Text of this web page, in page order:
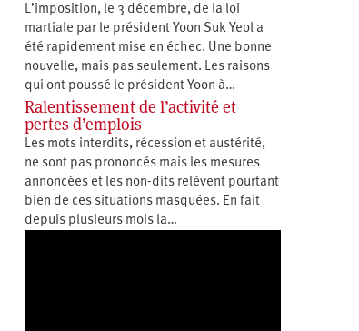
L’imposition, le 3 décembre, de la loi
martiale par le président Yoon Suk Yeol a
été rapidement mise en échec. Une bonne
nouvelle, mais pas seulement. Les raisons
qui ont poussé le président Yoon à…
Ralentissement de l’activité et
pertes d’emplois
Les mots interdits, récession et austérité,
ne sont pas prononcés mais les mesures
annoncées et les non-dits relèvent pourtant
bien de ces situations masquées. En fait
depuis plusieurs mois la…